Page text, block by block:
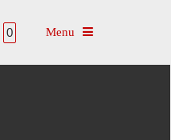
0 Toggle navigation